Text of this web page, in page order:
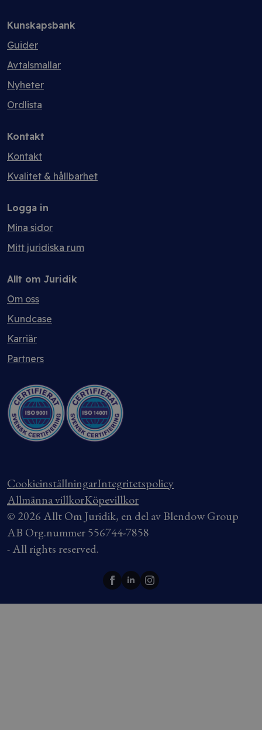
Kunskapsbank
Guider
Avtalsmallar
Nyheter
Ordlista
Kontakt
Kontakt
Kvalitet & hållbarhet
Logga in
Mina sidor
Mitt juridiska rum
Allt om Juridik
Om oss
Kundcase
Karriär
Partners
CookieinställningarIntegritetspolicy
Allmänna villkorKöpevillkor
© 2026 Allt Om Juridik, en del av Blendow Group
AB Org.nummer 556744-7858
- All rights reserved.